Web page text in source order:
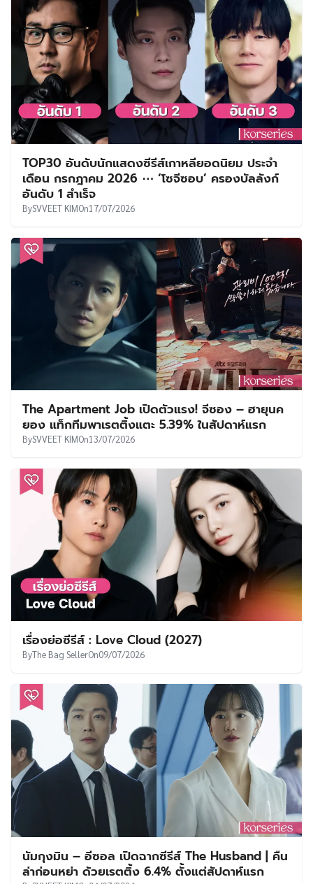
TOP30 อันดับนักแสดงซีรีส์เกาหลียอดนิยม ประจำ
เดือน กรกฎาคม 2026 ⋯ ‘โซจีซอบ’ ครองบัลลังก์
อันดับ 1 สำเร็จ
BySVVEET KIMOn17/07/2026
The Apartment Job เปิดตัวแรง! จีซอง – ฮายุนค
ยอง แท็กทีมพาเรตติ้งแตะ 5.39% ในสัปดาห์แรก
BySVVEET KIMOn13/07/2026
เรื่องย่อซีรีส์ : Love Cloud (2027)
ByThe Bag SellerOn09/07/2026
นัมกุงมิน – อีซอล เปิดฉากซีรีส์ The Husband | คืน
ล่าก่อนหย่า ด้วยเรตติ้ง 6.4% ตั้งแต่สัปดาห์แรก